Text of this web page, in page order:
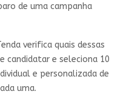
de uma campanha
verifica quais dessas
candidatar e seleciona 10
e personalizada de
uma.